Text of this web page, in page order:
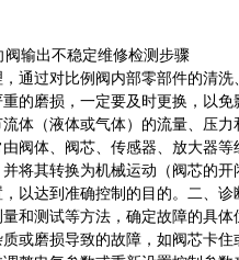
通过对比例阀内部零部件的清
的磨损，一定要及时更换，以
体（液体或气体）的流量、压
阀体、阀芯、传感器、放大器
将其转换为机械运动（阀芯的
以达到准确控制的目的。二、
和测试等方法，确定故障的具
或磨损导致的故障，如阀芯卡